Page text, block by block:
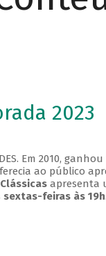
2023
Em 2010,
ao público
apresenta
sextas-feiras às 19h.